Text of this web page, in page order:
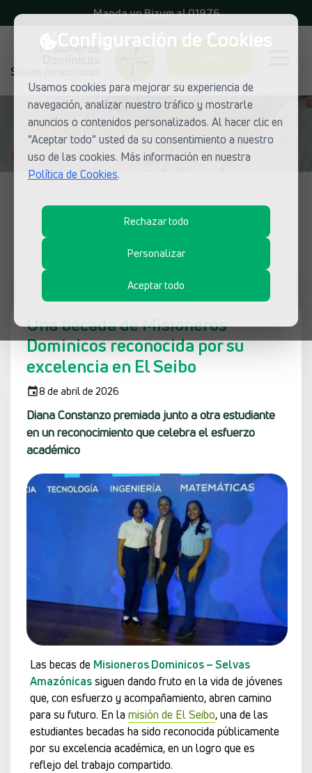
Configuración de Cookies
Usamos cookies para mejorar su experiencia de
navegación, analizar nuestro tráfico y mostrarle
anuncios o contenidos personalizados. Al hacer clic en
“Aceptar todo” usted da su consentimiento a nuestro
uso de las cookies. Más información en nuestra
Política de Cookies.
Rechazar todo
Personalizar
Aceptar todo
Manda un Bizum al 01976
¿Qué está pasando en las misiones
dominicas?
Una becada de Misioneros
Dominicos reconocida por su
excelencia en El Seibo
8 de abril de 2026
Diana Constanzo premiada junto a otra estudiante
en un reconocimiento que celebra el esfuerzo
académico
Las becas de Misioneros Dominicos – Selvas
Amazónicassiguen dando fruto en la vida de jóvenes
que, con esfuerzo y acompañamiento, abren camino
para su futuro. En la misión de El Seibo, una de las
estudiantes becadas ha sido reconocida públicamente
por su excelencia académica, en un logro que es
reflejo del trabajo compartido.